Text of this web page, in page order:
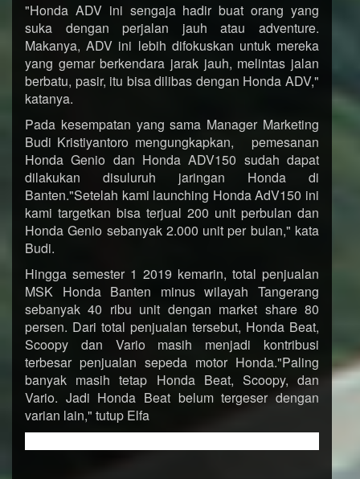
"Honda ADV ini sengaja hadir buat orang yang
suka dengan perjalan jauh atau adventure.
Makanya, ADV ini lebih difokuskan untuk mereka
yang gemar berkendara jarak jauh, melintas jalan
berbatu, pasir, itu bisa dilibas dengan Honda ADV,"
katanya.
Pada kesempatan yang sama Manager Marketing
Budi Kristiyantoro mengungkapkan, pemesanan
Honda Genio dan Honda ADV150 sudah dapat
dilakukan disuluruh jaringan Honda di
Banten."Setelah kami launching Honda AdV150 ini
kami targetkan bisa terjual 200 unit perbulan dan
Honda Genio sebanyak 2.000 unit per bulan," kata
Budi.
Hingga semester 1 2019 kemarin, total penjualan
MSK Honda Banten minus wilayah Tangerang
sebanyak 40 ribu unit dengan market share 80
persen. Dari total penjualan tersebut, Honda Beat,
Scoopy dan Vario masih menjadi kontribusi
terbesar penjualan sepeda motor Honda."Paling
banyak masih tetap Honda Beat, Scoopy, dan
Vario. Jadi Honda Beat belum tergeser dengan
varian lain," tutup Elfa